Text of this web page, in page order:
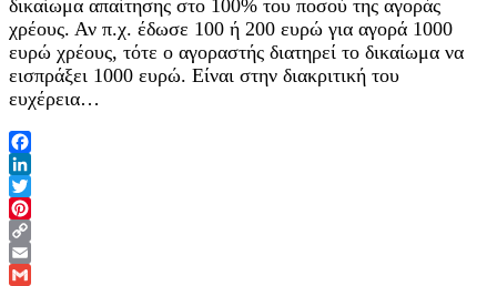
δικαίωμα απαίτησης στο 100% του ποσού της αγοράς
χρέους. Αν π.χ. έδωσε 100 ή 200 ευρώ για αγορά 1000
ευρώ χρέους, τότε ο αγοραστής διατηρεί το δικαίωμα να
εισπράξει 1000 ευρώ. Είναι στην διακριτική του
ευχέρεια…
Facebook
LinkedIn
Twitter
Pinterest
Copy
Link
Email